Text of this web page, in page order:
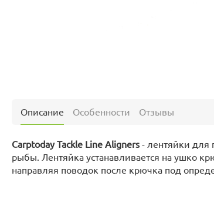
Описание Особенности Отзывы
Carptoday Tackle Line Aligners - лентяйки для
рыбы. Лентяйка устанавливается на ушко
направляя поводок после крючка под